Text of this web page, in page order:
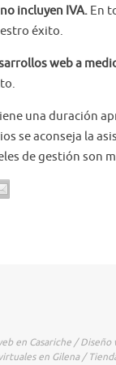
no incluyen IVA. En
éxito.
web a
una duración
se aconseja la
de gestión son
en Casariche /
en Gilena /